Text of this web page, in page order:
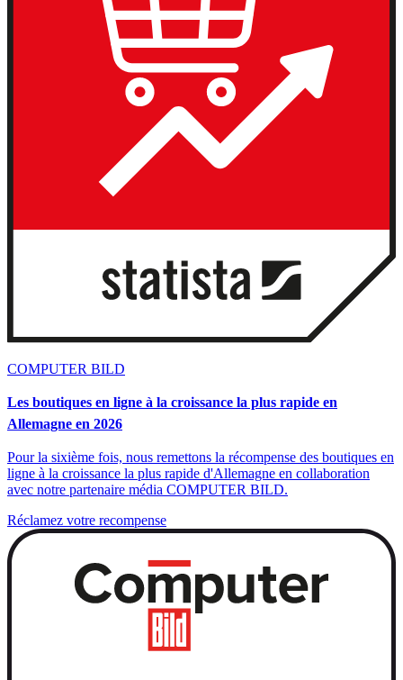
COMPUTER BILD
Les boutiques en ligne à la croissance la plus rapide en
Allemagne en 2026
Pour la sixième fois, nous remettons la récompense des boutiques en
ligne à la croissance la plus rapide d'Allemagne en collaboration
avec notre partenaire média COMPUTER BILD.
Réclamez votre recompense